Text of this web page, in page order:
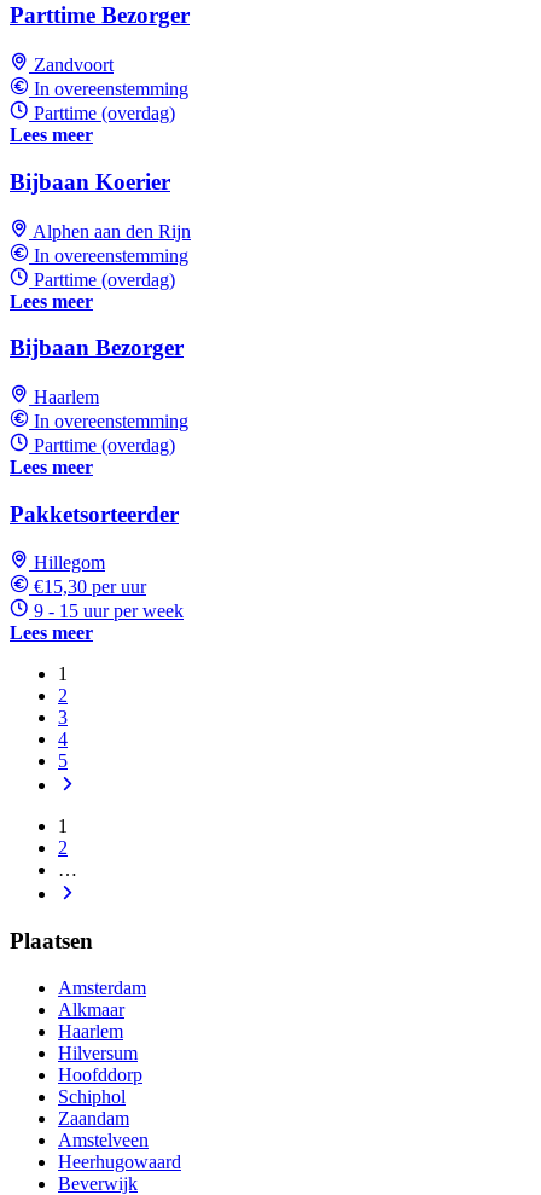
Parttime Bezorger
Zandvoort
In overeenstemming
Parttime (overdag)
Lees meer
Bijbaan Koerier
Alphen aan den Rijn
In overeenstemming
Parttime (overdag)
Lees meer
Bijbaan Bezorger
Haarlem
In overeenstemming
Parttime (overdag)
Lees meer
Pakketsorteerder
Hillegom
€15,30 per uur
9 - 15 uur per week
Lees meer
1
2
3
4
5
1
2
…
Plaatsen
Amsterdam
Alkmaar
Haarlem
Hilversum
Hoofddorp
Schiphol
Zaandam
Amstelveen
Heerhugowaard
Beverwijk